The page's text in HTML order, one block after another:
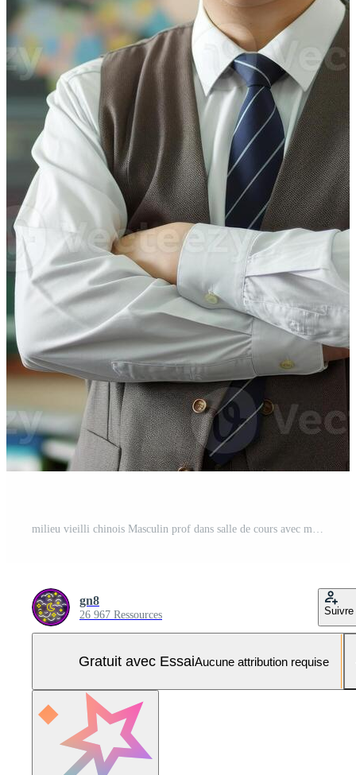
milieu vieilli chinois Masculin prof dans salle de cours avec monde carte, tableau noir, et globe éducatif atmosphère et professionnalisme Photo Pro
gn8
26 967 Ressources Suivre
Gratuit avec EssaiAucune attribution requise